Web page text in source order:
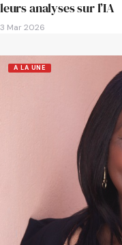
leurs analyses sur l’IA
3 Mar 2026
A LA UNE